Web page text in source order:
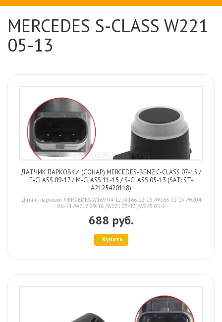
MERCEDES S-CLASS W221
05-13
ДАТЧИК ПАРКОВКИ (СОНАР) MERCEDES-BENZ C-CLASS 07-15 /
E-CLASS 09-17 / M-CLASS 11-15 / S-CLASS 05-13 (SAT: ST-
A2125420118)
Датчик парковки MERCEDES W169 04-12 /X166 12-16 /W166 11-15 /W204
06-14 /W212 09-16 /W221 05-13 /W245 05-1
688 руб.
Купить